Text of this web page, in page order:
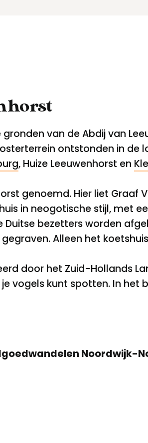
van de Abdij van
ontstonden in de
, Huize Leeuwenhorst en
genoemd. Hier liet Graaf
in neogotische stijl, met
Duitse bezetters worden
Alleen het
door het Zuid-Hollands
vogels kunt spotten. In het
Noordwijk-